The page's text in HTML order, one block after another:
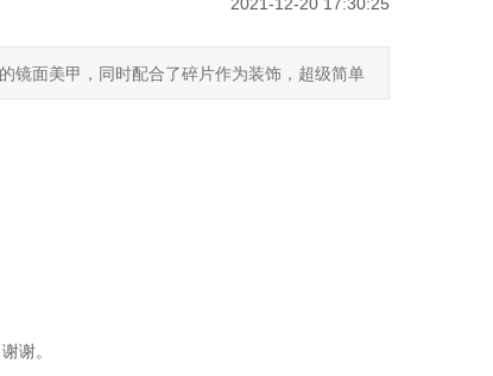
镜面美甲，同时配合了碎片作为装饰，超级简单
谢。